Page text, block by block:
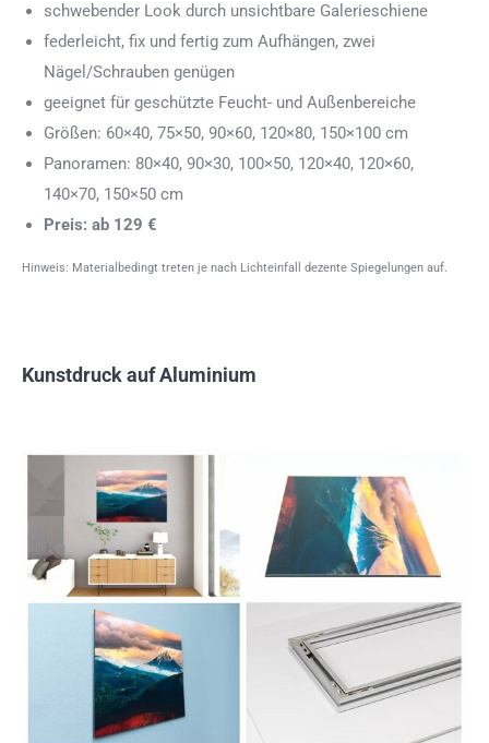
schwebender Look durch unsichtbare Galerieschiene
federleicht, fix und fertig zum Aufhängen, zwei
Nägel/Schrauben genügen
geeignet für geschützte Feucht- und Außenbereiche
Größen: 60×40, 75×50, 90×60, 120×80, 150×100 cm
Panoramen: 80×40, 90×30, 100×50, 120×40, 120×60,
140×70, 150×50 cm
Preis: ab 129 €
Hinweis: Materialbedingt treten je nach Lichteinfall dezente Spiegelungen auf.
Kunstdruck auf Aluminium